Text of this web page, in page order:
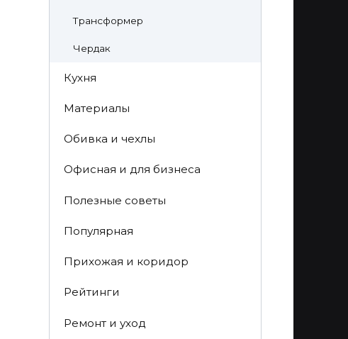
Трансформер
Чердак
Кухня
Материалы
Обивка и чехлы
Офисная и для бизнеса
Полезные советы
Популярная
Прихожая и коридор
Рейтинги
Ремонт и уход